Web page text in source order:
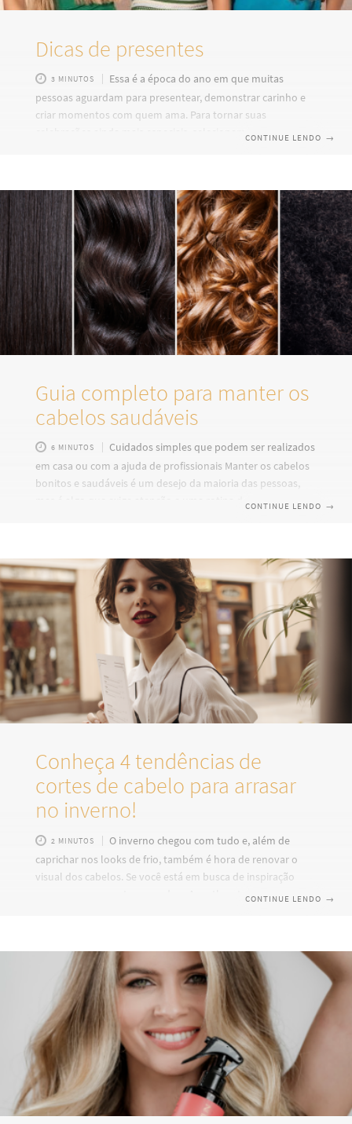
Dicas de presentes
3 MINUTOS
Essa é a época do ano em que muitas
pessoas aguardam para presentear, demonstrar carinho e
criar momentos com quem ama. Para tornar suas
celebrações ainda mais especiais, selecionamos alguns
que também seja útil. Confira nossa lista de presentes: Kit
Cremes Silicone A Linha de Cremes Silicone é a escolha
perfeita para surpreender quem você
CONTINUE LENDO →
Guia completo para manter os
cabelos saudáveis
6 MINUTOS
Cuidados simples que podem ser realizados
em casa ou com a ajuda de profissionais Manter os cabelos
bonitos e saudáveis é um desejo da maioria das pessoas,
mas é algo que exige atenção e uma rotina de cuidados
tratamento seja eficaz, reparando os fios dos danos naturais
sofridos. Então, se você está buscando dicas práticas para
cuidar dos
CONTINUE LENDO →
Conheça 4 tendências de
cortes de cabelo para arrasar
no inverno!
2 MINUTOS
O inverno chegou com tudo e, além de
caprichar nos looks de frio, também é hora de renovar o
visual dos cabelos. Se você está em busca de inspiração
para arrasar nessa temporada, a Aneethun tem as dicas
inverno de 2023. Preparadas? Então vamos lá! Bob
Repaginado: O clássico corte bob está de volta
CONTINUE LENDO →